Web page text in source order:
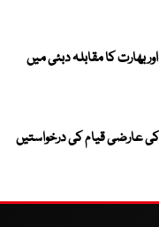
پاکستان اور بھارت کا مقابلہ دبئی میں
کی عارضی قیام کی درخواستیں